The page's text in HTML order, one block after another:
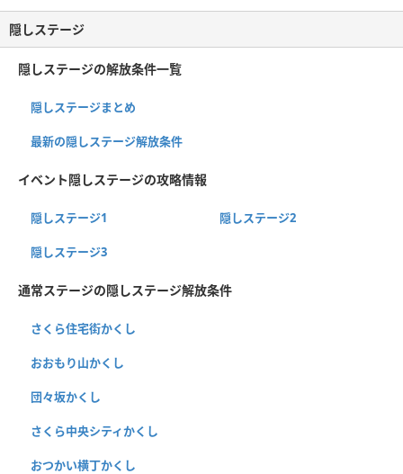
隠しステージ
隠しステージの解放条件一覧
隠しステージまとめ
最新の隠しステージ解放条件
イベント隠しステージの攻略情報
隠しステージ1 隠しステージ2
隠しステージ3
通常ステージの隠しステージ解放条件
さくら住宅街かくし
おおもり山かくし
団々坂かくし
さくら中央シティかくし
おつかい横丁かくし